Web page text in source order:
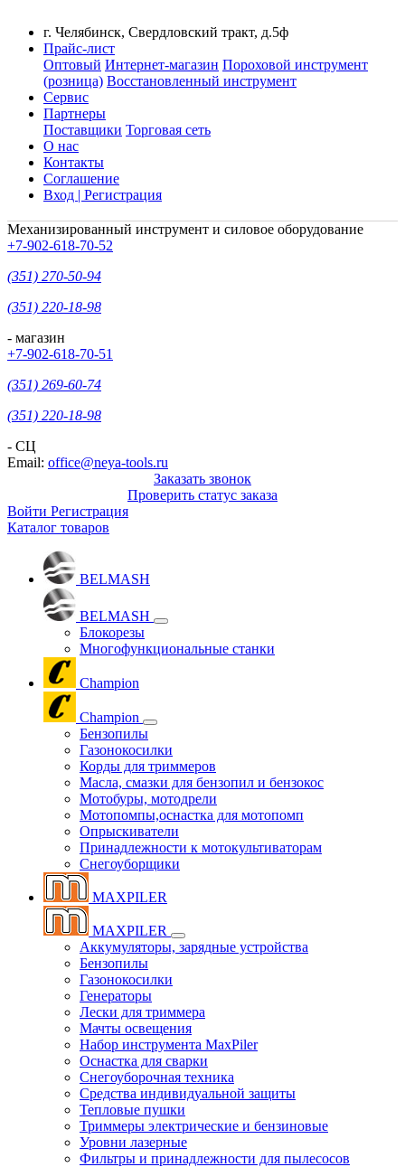
г. Челябинск, Свердловский тракт, д.5ф
Прайс-лист
Оптовый Интернет-магазин Пороховой инструмент
(розница) Восстановленный инструмент
Сервис
Партнеры
Поставщики Торговая сеть
О нас
Контакты
Соглашение
Вход | Регистрация
Механизированный инструмент и силовое оборудование
+7-902-618-70-52
(351) 270-50-94
(351) 220-18-98
- магазин
+7-902-618-70-51
(351) 269-60-74
(351) 220-18-98
- СЦ
Email: office@neya-tools.ru
Заказать звонок
Проверить статус заказа
Войти Регистрация
Каталог товаров
BELMASH
BELMASH
Блокорезы
Многофункциональные станки
Champion
Champion
Бензопилы
Газонокосилки
Корды для триммеров
Масла, смазки для бензопил и бензокос
Мотобуры, мотодрели
Мотопомпы,оснастка для мотопомп
Опрыскиватели
Принадлежности к мотокультиваторам
Снегоуборщики
MAXPILER
MAXPILER
Аккумуляторы, зарядные устройства
Бензопилы
Газонокосилки
Генераторы
Лески для триммера
Мачты освещения
Набор инструмента MaxPiler
Оснастка для сварки
Снегоуборочная техника
Средства индивидуальной защиты
Тепловые пушки
Триммеры электрические и бензиновые
Уровни лазерные
Фильтры и принадлежности для пылесосов